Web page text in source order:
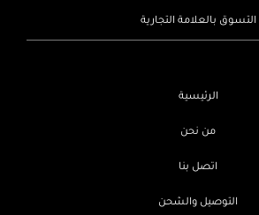
التسوق بالعلامة التجارية
الرئيسية
من نحن
اتصل بنا
التوصيل والشحن